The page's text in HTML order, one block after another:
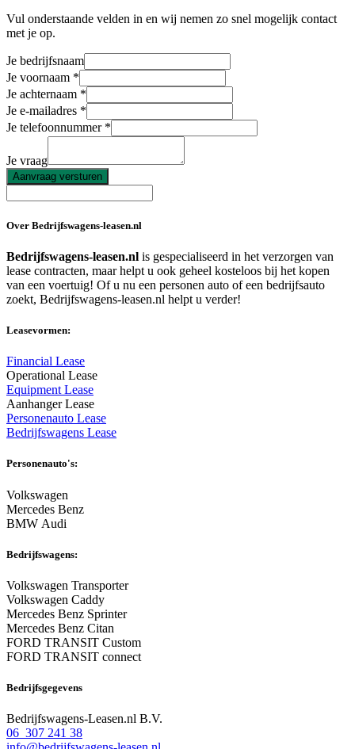
Vul onderstaande velden in en wij nemen zo snel mogelijk contact
met je op.
Je bedrijfsnaam
Je voornaam
Je achternaam
Je e-mailadres
Je telefoonnummer
Je vraag
Aanvraag versturen
Over Bedrijfswagens-leasen.nl
Bedrijfswagens-leasen.nl is gespecialiseerd in het verzorgen van
lease contracten, maar helpt u ook geheel kosteloos bij het kopen
van een voertuig! Of u nu een personen auto of een bedrijfsauto
zoekt, Bedrijfswagens-leasen.nl helpt u verder!
Leasevormen:
Financial Lease
Operational Lease
Equipment Lease
Aanhanger Lease
Personenauto Lease
Bedrijfswagens Lease
Personenauto's:
Volkswagen
Mercedes Benz
BMW Audi
Bedrijfswagens:
Volkswagen Transporter
Volkswagen Caddy
Mercedes Benz Sprinter
Mercedes Benz Citan
FORD TRANSIT Custom
FORD TRANSIT connect
Bedrijfsgegevens
Bedrijfswagens-Leasen.nl B.V.
06 307 241 38